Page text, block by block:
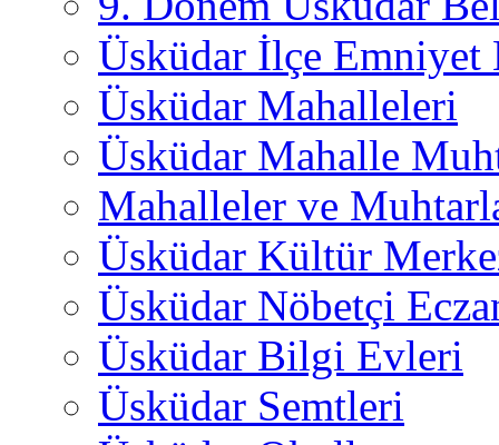
Üsküdar İlçe
Üsküdar Mahalleleri
Üsküdar Mahalle
Mahalleler ve
Üsküdar Kültür
Üsküdar Nöbetçi
Üsküdar Bilgi Evleri
Üsküdar Semtleri